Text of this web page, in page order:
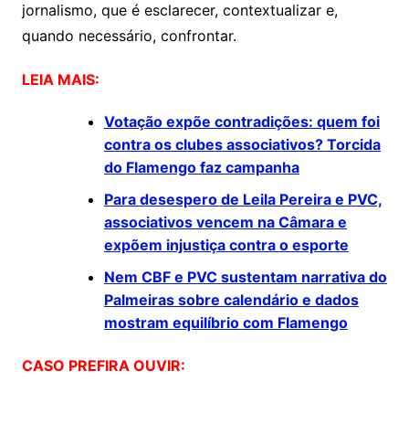
jornalismo, que é esclarecer, contextualizar e,
quando necessário, confrontar.
LEIA MAIS:
Votação expõe contradições: quem foi
contra os clubes associativos? Torcida
do Flamengo faz campanha
Para desespero de Leila Pereira e PVC,
associativos vencem na Câmara e
expõem injustiça contra o esporte
Nem CBF e PVC sustentam narrativa do
Palmeiras sobre calendário e dados
mostram equilíbrio com Flamengo
CASO PREFIRA OUVIR: